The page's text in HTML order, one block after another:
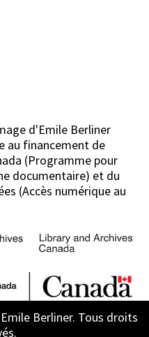
d'Emile Berliner
au financement de
(Programme pour
documentaire) et du
(Accès numérique au
Berliner. Tous droits